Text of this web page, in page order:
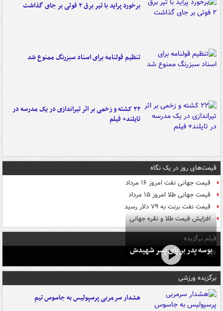
برخورد پراید با تیر برق ۲ فوتی بر جای گذاشت
تنظیم قولنامه برای اسناد سبزرنگ ممنوع شد
۲۲ کشته و زخمی بر اثر تیراندازی در یک مدرسه در
تایلند+ فیلم
قیمت‌های روز در یک نگاه
قیمت جهانی نفت امروز ۱۶ مرداد
قیمت جهانی طلا امروز ۱۵ مرداد
قیمت نفت برنت به ۷۹ دلار رسید
افزایش قیمت طلا و نقره جهانی
فیلم برگزیده
بوسه‌ پدر بر پای پسر شهیدش
برگزیده ورزشی
هشدار سرمربی پرسپولیس به جاسوس تیم